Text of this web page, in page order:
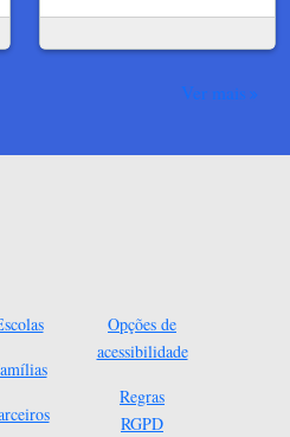
Ver mais
Opções de
acessibilidade
Regras
RGPD